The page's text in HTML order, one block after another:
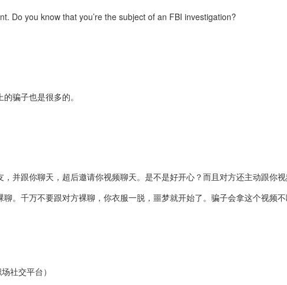
Do you know that you’re the subject of an FBI investigation?
骗子也是很多的。
，并跟你聊天，超后邀请你视频聊天。是不是好开心？而且对方还主动跟你
聊。千万不要跟对方裸聊，你衣服一脱，噩梦就开始了。骗子会拿这个视频
社交平台）